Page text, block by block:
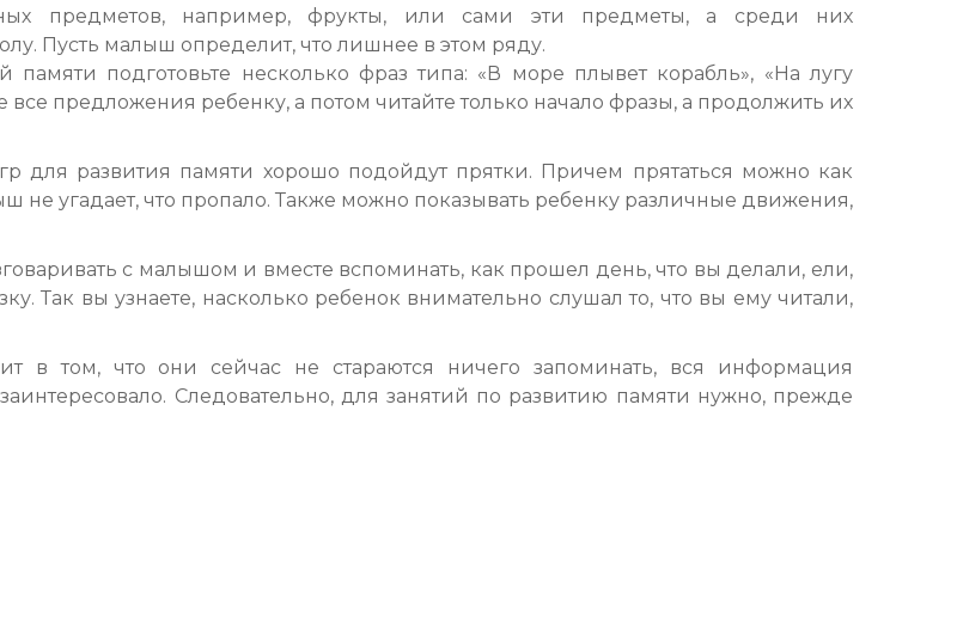
предметов, например, фрукты, или сами эти предметы, а среди них
Пусть малыш определит, что лишнее в этом ряду.
памяти подготовьте несколько фраз типа: «В море плывет корабль», «На лугу
все предложения ребенку, а потом читайте только начало фразы, а продолжить их
для развития памяти хорошо подойдут прятки. Причем прятаться можно как
не угадает, что пропало. Также можно показывать ребенку различные движения,
с малышом и вместе вспоминать, как прошел день, что вы делали, ели,
Так вы узнаете, насколько ребенок внимательно слушал то, что вы ему читали,
в том, что они сейчас не стараются ничего запоминать, вся информация
Следовательно, для занятий по развитию памяти нужно, прежде